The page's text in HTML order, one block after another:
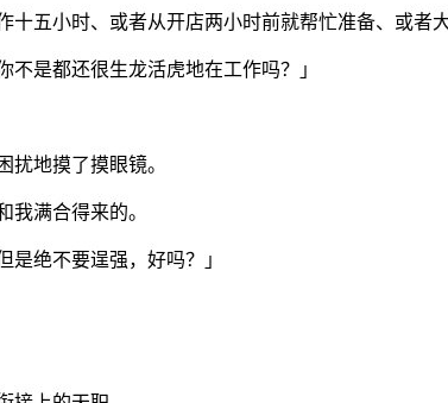
十五小时、或者从开店两小时前就帮忙准备、或者
是都还很生龙活虎地在工作吗？」
扰地摸了摸眼镜。
我满合得来的。
是绝不要逞强，好吗？」